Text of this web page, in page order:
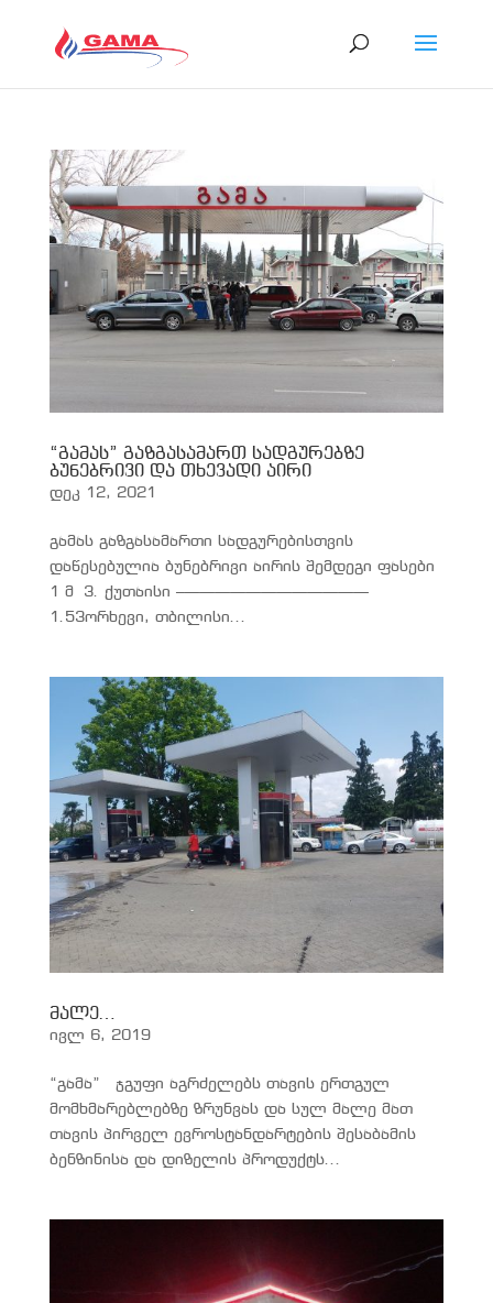
“გამას” გაზგასამართ სადგურებზე
ბუნებრივი და თხევადი აირი
დეკ 12, 2021
გამას გაზგასამართი სადგურებისთვის
დაწესებულია ბუნებრივი აირის შემდეგი ფასები
1 მ 3. ქუთაისი –————————————
1.53ორხევი, თბილისი...
მალე…
ივლ 6, 2019
“გამა” ჯგუფი აგრძელებს თავის ერთგულ
მომხმარებლებზე ზრუნვას და სულ მალე მათ
თავის პირველ ევროსტანდარტების შესაბამის
ბენზინისა და დიზელის პროდუქტს...